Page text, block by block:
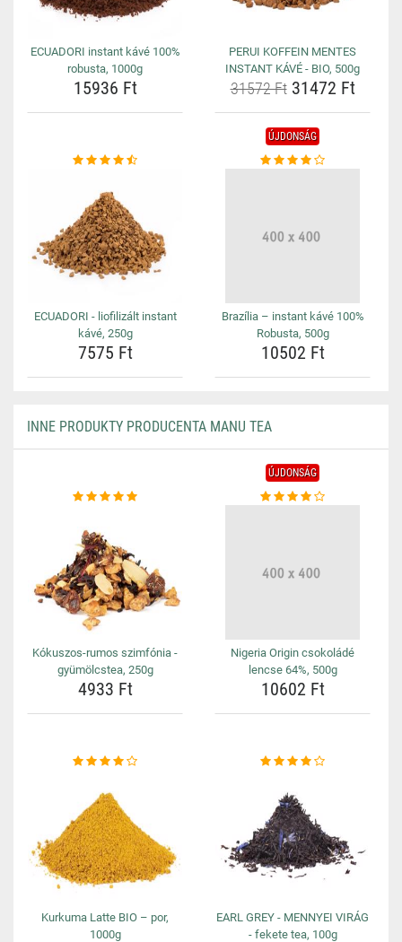
ECUADORI instant kávé 100%
robusta, 1000g
15936 Ft
PERUI KOFFEIN MENTES
INSTANT KÁVÉ - BIO, 500g
31572 Ft31472 Ft
ECUADORI - liofilizált instant
kávé, 250g
7575 Ft
ÚJDONSÁG
Brazília – instant kávé 100%
Robusta, 500g
10502 Ft
INNE PRODUKTY PRODUCENTA MANU TEA
Kókuszos-rumos szimfónia -
gyümölcstea, 250g
4933 Ft
ÚJDONSÁG
Nigeria Origin csokoládé
lencse 64%, 500g
10602 Ft
Kurkuma Latte BIO – por,
1000g
EARL GREY - MENNYEI VIRÁG
- fekete tea, 100g